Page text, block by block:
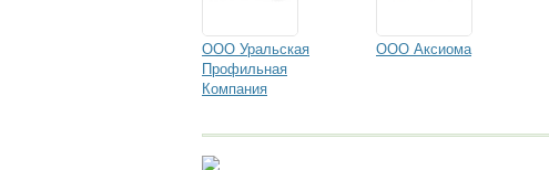
ООО Уральская
Профильная
Компания
ООО Аксиома